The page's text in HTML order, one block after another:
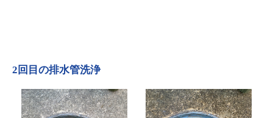
2回目の排水管洗浄